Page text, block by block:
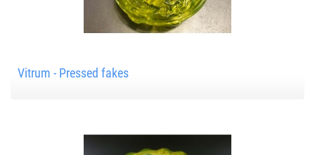
Vitrum - Pressed fakes